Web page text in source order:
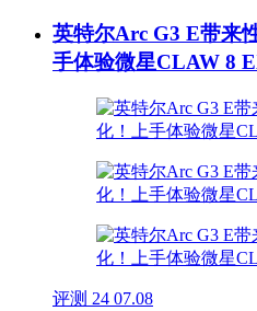
英特尔Arc G3 E带来
手体验微星CLAW 8
评测 24 07.08